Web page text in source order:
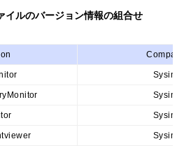
イルのバージョン情報の組合せ